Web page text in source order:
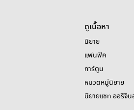
ดูเนื้อหา
นิยาย
แฟนฟิค
การ์ตูน
หมวดหมู่นิยาย
นิยายแชท ออริจิน